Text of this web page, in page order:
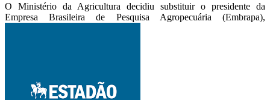
O Ministério da Agricultura decidiu substituir o presidente da
Empresa Brasileira de Pesquisa Agropecuária (Embrapa),